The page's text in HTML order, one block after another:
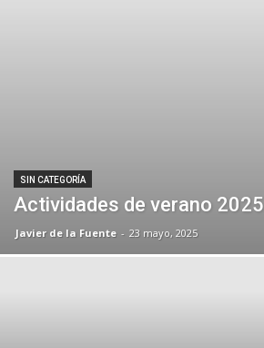
SIN CATEGORÍA
Actividades de verano 2025
Javier de la Fuente - 23 mayo, 2025